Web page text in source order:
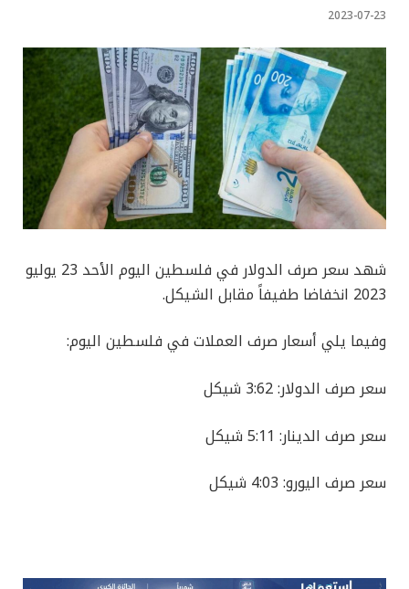
2023-07-23
شهد سعر صرف الدولار في فلسطين اليوم الأحد 23 يوليو
2023 انخفاضا طفيفاً مقابل الشيكل.
وفيما يلي أسعار صرف العملات في فلسطين اليوم:
سعر صرف الدولار: 3:62 شيكل
سعر صرف الدينار: 5:11 شيكل
سعر صرف اليورو: 4:03 شيكل